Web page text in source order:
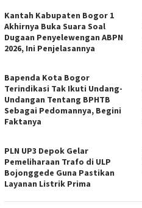
Kantah Kabupaten Bogor 1
Akhirnya Buka Suara Soal
Dugaan Penyelewengan ABPN
2026, Ini Penjelasannya
Bapenda Kota Bogor
Terindikasi Tak Ikuti Undang-
Undangan Tentang BPHTB
Sebagai Pedomannya, Begini
Faktanya
PLN UP3 Depok Gelar
Pemeliharaan Trafo di ULP
Bojonggede Guna Pastikan
Layanan Listrik Prima